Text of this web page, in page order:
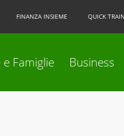
FINANZA INSIEME QUICK
e Famiglie Business